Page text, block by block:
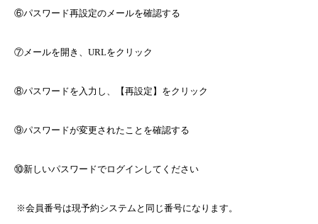
⑥パスワード再設定のメールを確認する
⑦メールを開き、 URLをクリック
⑧パスワードを入力し、【再設定】をクリック
⑨パスワードが変更されたことを確認する
⑩新しいパスワードでログインしてください
※会員番号は現予約システムと同じ番号になります。